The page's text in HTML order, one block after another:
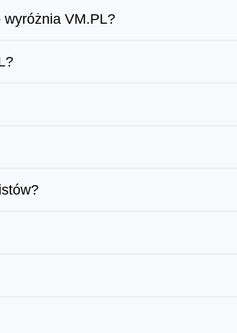
wyróżnia VM.PL?